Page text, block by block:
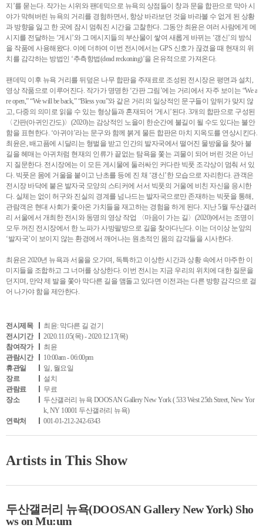
지’를 묻는다. 작가는 시위와 팬데믹으로 뉴욕의 상점들이 창과 문을 합판으로 막아 시
야가 막혀버린 뉴욕의 거리를 경험하면서, 항상 바라보던 것을 바라볼 수 없게 된 상황
과 방향을 잃고 한 곳에 잠시 멈춰진 시간을 고찰한다. 그동안 최윤은 여러 사람에게 메
시지를 전달하는 ‘게시’와 그 메시지들의 부산물이 쌓여 새롭게 바뀌는 ‘갱신’의 방식
을 작품에 사용해왔다. 이에 더하여 이번 전시에서는 GPS 신호가 끊겼을 때 현재의 위
치를 감각하는 방법인 ‘추측항법(dead reckoning)’을 은유적으로 가져온다.
팬데믹 이후 뉴욕 거리를 뒤덮은 나무 합판을 주재료로 조성된 전시장은 평면과 설치,
영상 작품으로 이루어진다. 작가가 명명한 ‘간판 그림’에는 거리에서 자주 보이는 “We a
re open,” “We will be back,” “Bless you”와 같은 거리의 일상적인 문구들이 앞뒤가 맞지 않
고, 다중의 의미로 읽을 수 있는 형상들과 혼재되어 ‘게시’된다. 3개의 합판으로 구성된
〈간판(아귀인간도)〉(2020)는 감상적인 노을이 한순간에 불길이 될 수도 있다는 불안
함을 표현한다. ‘아귀야’라는 문구와 함께 붉게 물든 합판은 마치 지옥도를 연상시킨다.
최윤은, 배고픔에 시달리는 형벌을 받고 인간의 발자국에서 떨어진 물방울을 찾아 불
길을 헤매는 아귀처럼 현재의 인류가 끝없는 탐욕을 쫓는 괴물이 되어 버린 것은 아닌
지 질문한다. 전시장에는 이 모든 게시물에 둘러싸인 커다란 빅풋 조각상이 멈춰 서 있
다. 빅풋은 몸에 거울을 붙이고 난초를 등에 진 채 ‘갱신’한 모습으로 자리한다. 관객은
전시장 바닥에 붙은 발자국 모양의 스티커에 서서 빅풋의 거울에 비친 자신을 응시한
다. 실체는 없이 허구와 진실의 경계를 넘나드는 발자국으로만 존재하는 빅풋을 통해,
관람객은 현대 사회가 좇아온 가치들을 재고하는 경험을 하게 된다. 지난 5월 두산갤러
리 서울에서 개최한 전시와 동명의 영상 작업 〈마음이 가는 길〉(2020)에서는 조명이
모두 꺼진 전시장에서 한 노파가 사방팔방으로 길을 찾아다닌다. 이는 더이상 눈앞의
‘발자국’이 보이지 않는 환경에서 깨어나는 원초적인 몸의 감각들을 시사한다.
최윤은 2020년 뉴욕과 서울을 오가며, 독특하고 이상한 시간과 상황 속에서 마주한 이
미지들을 조합하고 그 너머를 상상한다. 이번 전시는 지금 우리의 위치에 대한 질문을
던지며, 만약 제 발을 쫓아 막다른 길을 맴돌고 있다면 이전과는 다른 방향 감각으로 걸
어 나가야 함을 제안한다.
전시제목
최윤: 막다른 길 걷기
전시기간
2020.11.05(목) - 2020.12.17(목)
참여작가
최윤
관람시간
10:00am - 06:00pm
휴관일
일, 월요일
장르
설치
관람료
무료
장소
두산갤러리 뉴욕 DOOSAN Gallery New York ( 533 West 25th Street, New Yor
k, NY 10001 두산갤러리 뉴욕)
연락처
001-01-212-242-6343
Artists in This Show
두산갤러리 뉴욕(DOOSAN Gallery New York) Sho
ws on Mu:um